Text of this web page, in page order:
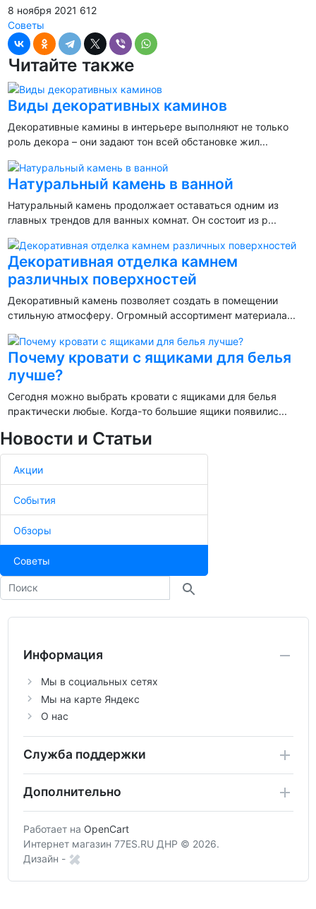
8 ноября 2021 612
Советы
Читайте также
Виды декоративных каминов
Декоративные камины в интерьере выполняют не только
роль декора – они задают тон всей обстановке жил...
Натуральный камень в ванной
Натуральный камень продолжает оставаться одним из
главных трендов для ванных комнат. Он состоит из р...
Декоративная отделка камнем
различных поверхностей
Декоративный камень позволяет создать в помещении
стильную атмосферу. Огромный ассортимент материала...
Почему кровати с ящиками для белья
лучше?
Сегодня можно выбрать кровати с ящиками для белья
практически любые. Когда-то большие ящики появилис...
Новости и Статьи
Акции
События
Обзоры
Советы
Информация
Мы в социальных сетях
Мы на карте Яндекс
О нас
Служба поддержки
Дополнительно
Работает на OpenCart
Интернет магазин 77ES.RU ДНР © 2026.
Дизайн -